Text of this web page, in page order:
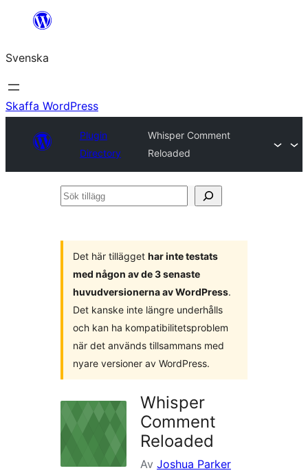
Hoppa
innehåll
Svenska
Skaffa WordPress
Plugin
Directory
Whisper Comment
Reloaded
Sök
Det här tillägget har inte testats
med någon av de 3 senaste
huvudversionerna av WordPress.
Det kanske inte längre underhålls
och kan ha kompatibilitetsproblem
när det används tillsammans med
nyare versioner av WordPress.
Whisper
Comment
Reloaded
Av Joshua Parker